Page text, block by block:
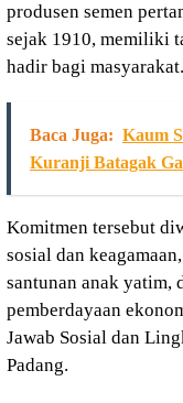
produsen semen
sejak 1910, memiliki
hadir bagi masyarakat.
Baca Juga: Kaum
Kuranji Batagak
Komitmen tersebut
sosial dan
santunan anak yatim,
pemberdayaan
Jawab Sosial dan
Padang.